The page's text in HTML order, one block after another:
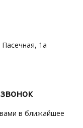
1а
в ближайшее